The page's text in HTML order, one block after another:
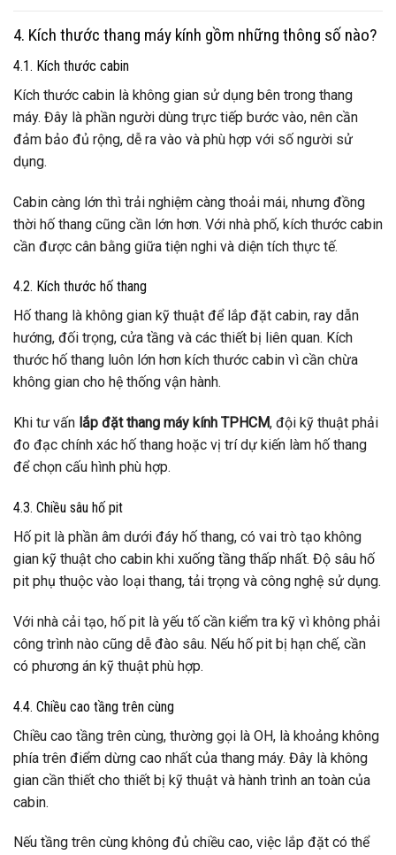
4. Kích thước thang máy kính gồm những thông số nào?
4.1. Kích thước cabin
Kích thước cabin là không gian sử dụng bên trong thang
máy. Đây là phần người dùng trực tiếp bước vào, nên cần
đảm bảo đủ rộng, dễ ra vào và phù hợp với số người sử
dụng.
Cabin càng lớn thì trải nghiệm càng thoải mái, nhưng đồng
thời hố thang cũng cần lớn hơn. Với nhà phố, kích thước cabin
cần được cân bằng giữa tiện nghi và diện tích thực tế.
4.2. Kích thước hố thang
Hố thang là không gian kỹ thuật để lắp đặt cabin, ray dẫn
hướng, đối trọng, cửa tầng và các thiết bị liên quan. Kích
thước hố thang luôn lớn hơn kích thước cabin vì cần chừa
không gian cho hệ thống vận hành.
Khi tư vấn lắp đặt thang máy kính TPHCM, đội kỹ thuật phải
đo đạc chính xác hố thang hoặc vị trí dự kiến làm hố thang
để chọn cấu hình phù hợp.
4.3. Chiều sâu hố pit
Hố pit là phần âm dưới đáy hố thang, có vai trò tạo không
gian kỹ thuật cho cabin khi xuống tầng thấp nhất. Độ sâu hố
pit phụ thuộc vào loại thang, tải trọng và công nghệ sử dụng.
Với nhà cải tạo, hố pit là yếu tố cần kiểm tra kỹ vì không phải
công trình nào cũng dễ đào sâu. Nếu hố pit bị hạn chế, cần
có phương án kỹ thuật phù hợp.
4.4. Chiều cao tầng trên cùng
Chiều cao tầng trên cùng, thường gọi là OH, là khoảng không
phía trên điểm dừng cao nhất của thang máy. Đây là không
gian cần thiết cho thiết bị kỹ thuật và hành trình an toàn của
cabin.
Nếu tầng trên cùng không đủ chiều cao, việc lắp đặt có thể